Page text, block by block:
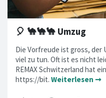
🎈 🐪🐪🐪 Umzug
Die Vorfreude ist gross, der
viel zu tun. Oft ist es nicht
REMAX Schwitzerland hat
https://bit. Weiterlesen ➞